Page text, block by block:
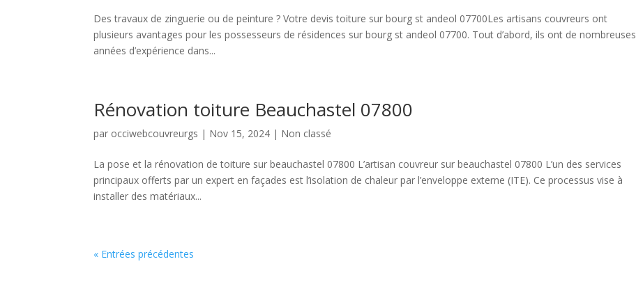
Des travaux de zinguerie ou de peinture ? Votre devis toiture sur bourg st andeol 07700Les artisans couvreurs ont
plusieurs avantages pour les possesseurs de résidences sur bourg st andeol 07700. Tout d’abord, ils ont de nombreuses
années d’expérience dans...
Rénovation toiture Beauchastel 07800
par occiwebcouvreurgs | Nov 15, 2024 | Non classé
La pose et la rénovation de toiture sur beauchastel 07800 L’artisan couvreur sur beauchastel 07800 L’un des services
principaux offerts par un expert en façades est l’isolation de chaleur par l’enveloppe externe (ITE). Ce processus vise à
installer des matériaux...
« Entrées précédentes